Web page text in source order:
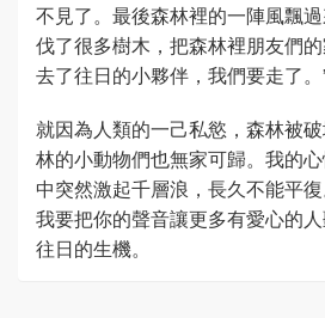
不見了。最後森林裡的一陣風飄
伐了很多樹木，把森林裡朋友們
去了往日的小夥伴，我們要走了。
就因為人類的一己私慾，森林被
林的小動物們也無家可歸。我的
中突然激起千層浪，長久不能平
我要把你的聲音讓更多有愛心的
往日的生機。